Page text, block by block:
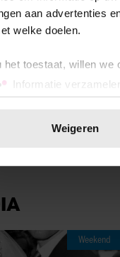
aan advertenties
welke doelen.
het toestaat, willen we
Informatie
Uw apparaat
op elk
te
adverteren en
of die ze hebben
website blijft gebruiken.
Weigeren
onbekende
SOCIAL
Weekend